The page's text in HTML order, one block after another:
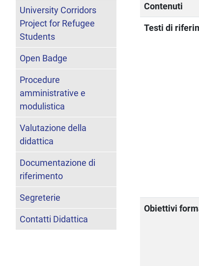
Contenuti
Testi di
Obiettivi
University Corridors
Project for Refugee
Students
Open Badge
Procedure
amministrative e
modulistica
Valutazione della
didattica
Documentazione di
riferimento
Segreterie
Contatti Didattica